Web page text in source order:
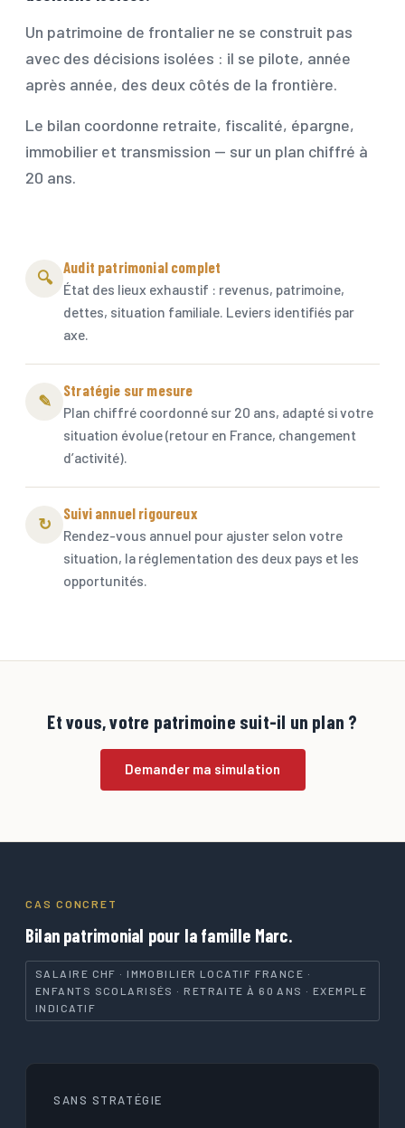
Un patrimoine de frontalier ne se construit pas
avec des décisions isolées : il se pilote, année
après année, des deux côtés de la frontière.
Le bilan coordonne retraite, fiscalité, épargne,
immobilier et transmission — sur un plan chiffré à
20 ans.
🔍
Audit patrimonial complet
État des lieux exhaustif : revenus, patrimoine,
dettes, situation familiale. Leviers identifiés par
axe.
✎
Stratégie sur mesure
Plan chiffré coordonné sur 20 ans, adapté si votre
situation évolue (retour en France, changement
d’activité).
↻
Suivi annuel rigoureux
Rendez-vous annuel pour ajuster selon votre
situation, la réglementation des deux pays et les
opportunités.
Et vous, votre patrimoine suit-il un plan ?
Demander ma simulation
CAS CONCRET
Bilan patrimonial pour la famille Marc.
SALAIRE CHF · IMMOBILIER LOCATIF FRANCE ·
ENFANTS SCOLARISÉS · RETRAITE À 60 ANS · EXEMPLE
INDICATIF
SANS STRATÉGIE